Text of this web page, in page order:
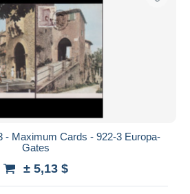
- Maximum Cards - 922-3 Europa-
Gates
± 5,13 $